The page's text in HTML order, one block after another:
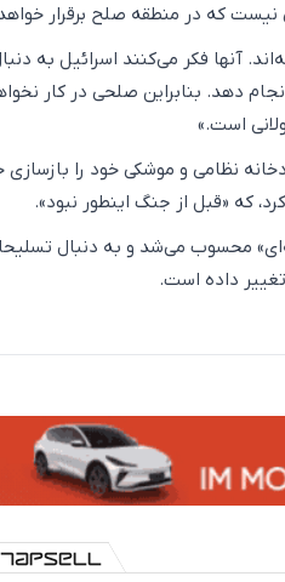
نیست که در منطقه صلح برقرار
آنها فکر می‌کنند اسرائیل به
دهد. بنابراین صلحی در کار
است.»
نظامی و موشکی خود را بازسازی
که «قبل از جنگ اینطور نبود».
محسوب می‌شد و به دنبال
داده است.